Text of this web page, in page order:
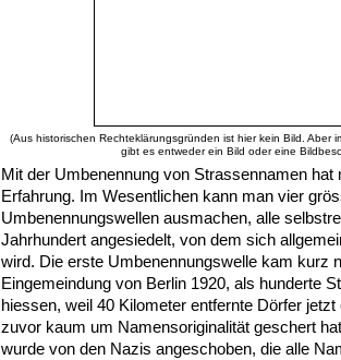
(Aus historischen Rechteklärungsgründen ist hier kein Bild. Aber
gibt es entweder ein Bild oder eine
Mit der Umbenennung von Strassennamen hat
Erfahrung. Im Wesentlichen kann man vier
Umbenennungswellen ausmachen, alle
Jahrhundert angesiedelt, von dem sich
wird. Die erste Umbenennungswelle kam kurz
Eingemeindung von Berlin 1920, als hunderte
hiessen, weil 40 Kilometer entfernte Dörfer
zuvor kaum um Namensoriginalität geschert
wurde von den Nazis angeschoben, die alle